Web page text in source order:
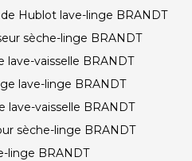
Hublot lave-linge BRANDT
sèche-linge BRANDT
lave-vaisselle BRANDT
lave-linge BRANDT
lave-vaisselle BRANDT
sèche-linge BRANDT
linge BRANDT